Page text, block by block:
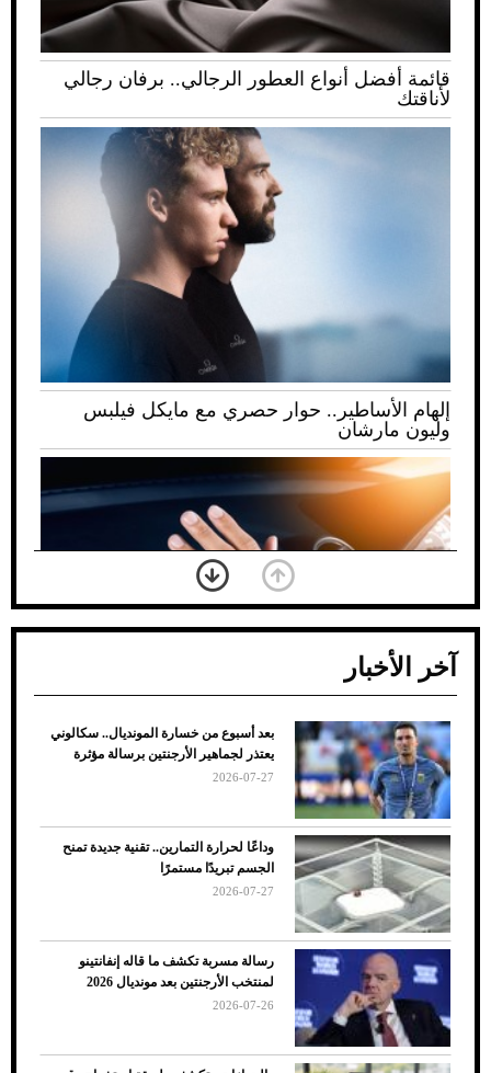
قائمة أفضل أنواع العطور الرجالي.. برفان رجالي
لأناقتك
إلهام الأساطير.. حوار حصري مع مايكل فيلبس
وليون مارشان
ضعف تبريد مكيف السيارة عند الوقوف.. أشهر
الأسباب والحلول
آخر الأخبار
بعد أسبوع من خسارة المونديال.. سكالوني
يعتذر لجماهير الأرجنتين برسالة مؤثرة
2026-07-27
وداعًا لحرارة التمارين.. تقنية جديدة تمنح
الجسم تبريدًا مستمرًا
2026-07-27
رسالة مسربة تكشف ما قاله إنفانتينو
لمنتخب الأرجنتين بعد مونديال 2026
2026-07-26